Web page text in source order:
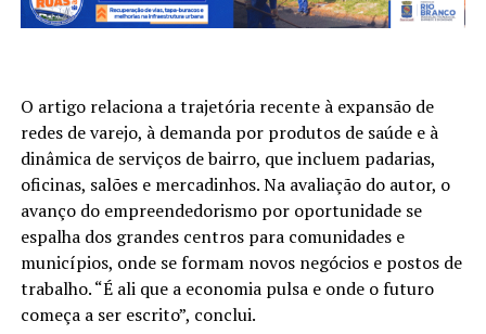
O artigo relaciona a trajetória recente à expansão de
redes de varejo, à demanda por produtos de saúde e à
dinâmica de serviços de bairro, que incluem padarias,
oficinas, salões e mercadinhos. Na avaliação do autor, o
avanço do empreendedorismo por oportunidade se
espalha dos grandes centros para comunidades e
municípios, onde se formam novos negócios e postos de
trabalho. “É ali que a economia pulsa e onde o futuro
começa a ser escrito”, conclui.